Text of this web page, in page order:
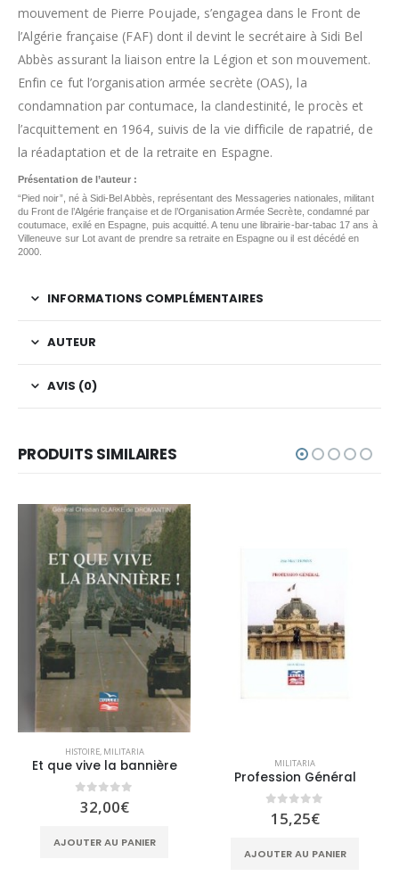
mouvement de Pierre Poujade, s’engagea dans le Front de
l’Algérie française (FAF) dont il devint le secrétaire à Sidi Bel
Abbès assurant la liaison entre la Légion et son mouvement.
Enfin ce fut l’organisation armée secrète (OAS), la
condamnation par contumace, la clandestinité, le procès et
l’acquittement en 1964, suivis de la vie difficile de rapatrié, de
la réadaptation et de la retraite en Espagne.
Présentation de l’auteur :
“Pied noir”, né à Sidi-Bel Abbès, représentant des Messageries nationales, militant
du Front de l’Algérie française et de l’Organisation Armée Secrète, condamné par
coutumace, exilé en Espagne, puis acquitté. A tenu une librairie-bar-tabac 17 ans à
Villeneuve sur Lot avant de prendre sa retraite en Espagne ou il est décédé en
2000.
INFORMATIONS COMPLÉMENTAIRES
AUTEUR
AVIS (0)
PRODUITS SIMILAIRES
HISTOIRE, MILITARIA
Et que vive la bannière
0sur 5
32,00€
AJOUTER AU PANIER
MILITARIA
Profession Général
0sur 5
15,25€
AJOUTER AU PANIER